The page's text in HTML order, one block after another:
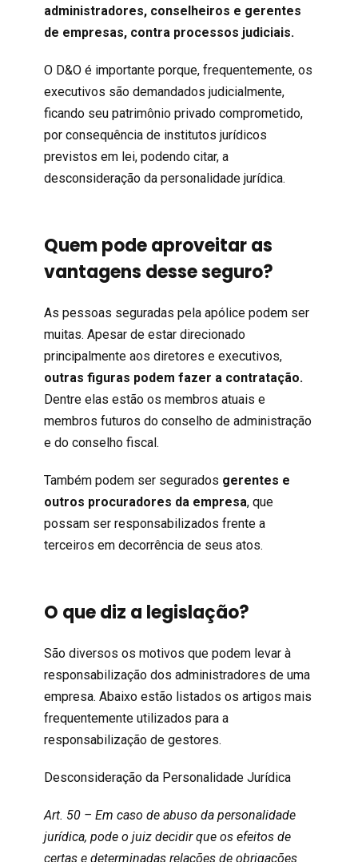
administradores, conselheiros e gerentes
de empresas, contra processos judiciais.
O D&O é importante porque, frequentemente, os
executivos são demandados judicialmente,
ficando seu patrimônio privado comprometido,
por consequência de institutos jurídicos
previstos em lei, podendo citar, a
desconsideração da personalidade jurídica.
Quem pode aproveitar as
vantagens desse seguro?
As pessoas seguradas pela apólice podem ser
muitas. Apesar de estar direcionado
principalmente aos diretores e executivos,
outras figuras podem fazer a contratação.
Dentre elas estão os membros atuais e
membros futuros do conselho de administração
e do conselho fiscal.
Também podem ser segurados gerentes e
outros procuradores da empresa, que
possam ser responsabilizados frente a
terceiros em decorrência de seus atos.
O que diz a legislação?
São diversos os motivos que podem levar à
responsabilização dos administradores de uma
empresa. Abaixo estão listados os artigos mais
frequentemente utilizados para a
responsabilização de gestores.
Desconsideração da Personalidade Jurídica
Art. 50 – Em caso de abuso da personalidade
jurídica, pode o juiz decidir que os efeitos de
certas e determinadas relações de obrigações